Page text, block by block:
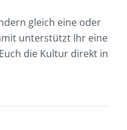
gleich eine oder
unterstützt Ihr eine
die Kultur direkt in